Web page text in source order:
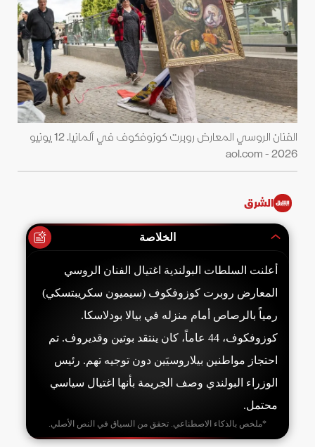
الفنان الروسي المعارض روبرت كوزوفكوف في ألمانيا. 12 يونيو
2026 - aol.com
الشرق
الخلاصة
أعلنت السلطات البولندية اغتيال الفنان الروسي
المعارض روبرت كوزوفكوف (سيميون سكريبتسكي)
رمياً بالرصاص أمام منزله في بيالا بودلاسكا.
كوزوفكوف، 44 عاماً، كان ينتقد بوتين وقديروف. تم
احتجاز مواطنين بيلاروسيَين دون توجيه تهم. رئيس
الوزراء البولندي وصف الجريمة بأنها اغتيال سياسي
محتمل.
*ملخص بالذكاء الاصطناعي. تحقق من السياق في النص الأصلي.